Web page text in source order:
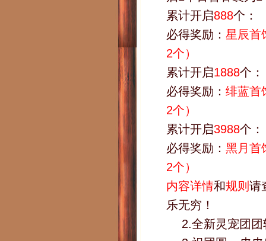
累计开启888个：
必得奖励： 星辰首
2个）
累计开启1888个：
必得奖励： 绯蓝首
2个）
累计开启3988个：
必得奖励： 黑月首
2个）
内容详情和规则 请
乐无穷！
2.全新灵宠团